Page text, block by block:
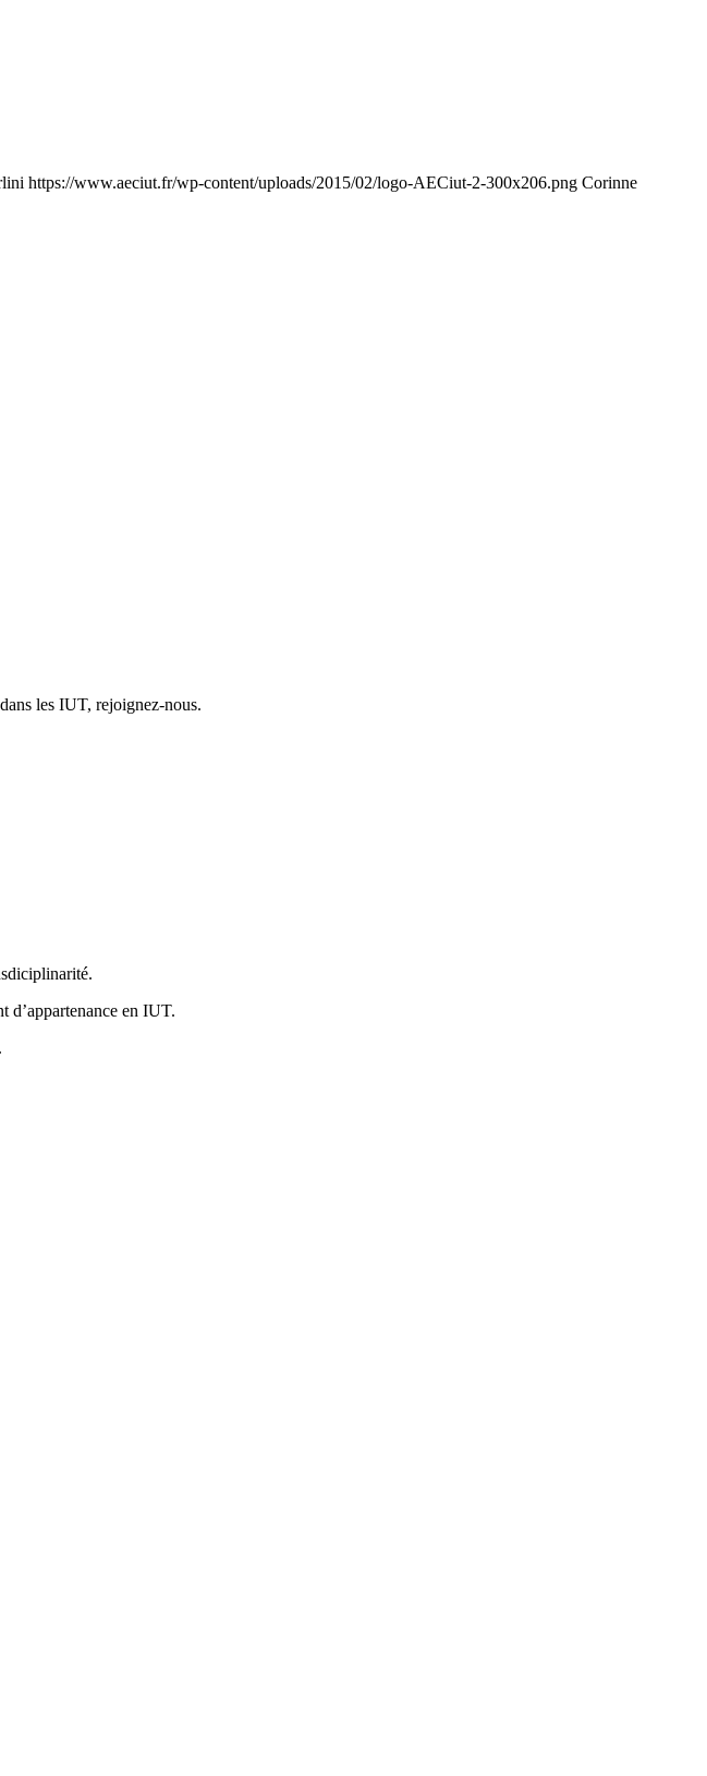
https://www.aeciut.fr/wp-content/uploads/2015/02/logo-AECiut-2-300x206.png Corinne
les IUT, rejoignez-nous.
d’appartenance en IUT.